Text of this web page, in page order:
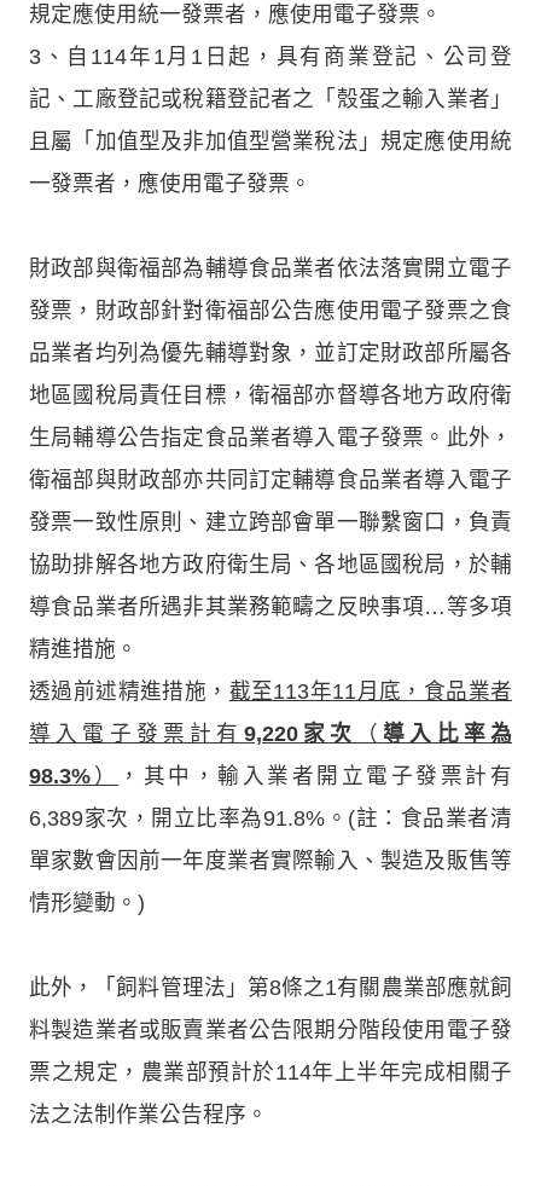
規定應使用統一發票者，應使用電子發票。
3、自114年1月1日起，具有商業登記、公司登
記、工廠登記或稅籍登記者之「殼蛋之輸入業者」
且屬「加值型及非加值型營業稅法」規定應使用統
一發票者，應使用電子發票。
財政部與衛福部為輔導食品業者依法落實開立電子
發票，財政部針對衛福部公告應使用電子發票之食
品業者均列為優先輔導對象，並訂定財政部所屬各
地區國稅局責任目標，衛福部亦督導各地方政府衛
生局輔導公告指定食品業者導入電子發票。此外，
衛福部與財政部亦共同訂定輔導食品業者導入電子
發票一致性原則、建立跨部會單一聯繫窗口，負責
協助排解各地方政府衛生局、各地區國稅局，於輔
導食品業者所遇非其業務範疇之反映事項…等多項
精進措施。
透過前述精進措施， 截至113年11月底，食品業者
導入電子發票計有 9,220家次 （ 導入比率為
98.3% ）
，其中，輸入業者開立電子發票計有
6,389家次，開立比率為91.8%。(註：食品業者清
單家數會因前一年度業者實際輸入、製造及販售等
情形變動。)
此外，「飼料管理法」第8條之1有關農業部應就飼
料製造業者或販賣業者公告限期分階段使用電子發
票之規定，農業部預計於114年上半年完成相關子
法之法制作業公告程序。